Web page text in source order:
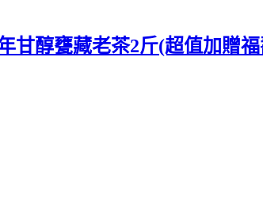
醇甕藏老茶2斤(超值加贈